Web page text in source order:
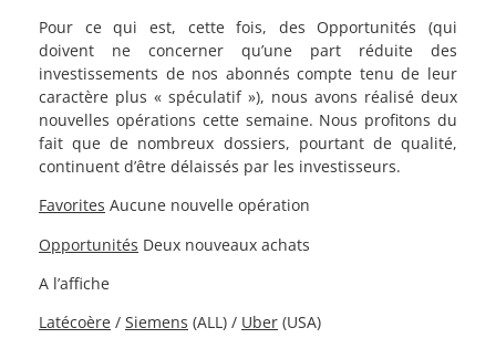
Pour ce qui est, cette fois, des Opportunités (qui
doivent ne concerner qu’une part réduite des
investissements de nos abonnés compte tenu de leur
caractère plus « spéculatif »), nous avons réalisé deux
nouvelles opérations cette semaine. Nous profitons du
fait que de nombreux dossiers, pourtant de qualité,
continuent d’être délaissés par les investisseurs.
Favorites Aucune nouvelle opération
Opportunités Deux nouveaux achats
A l’affiche
Latécoère / Siemens (ALL) / Uber (USA)